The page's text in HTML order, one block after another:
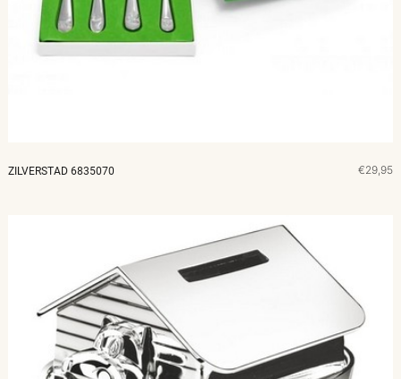
ZILVERSTAD 6835070 €29,95